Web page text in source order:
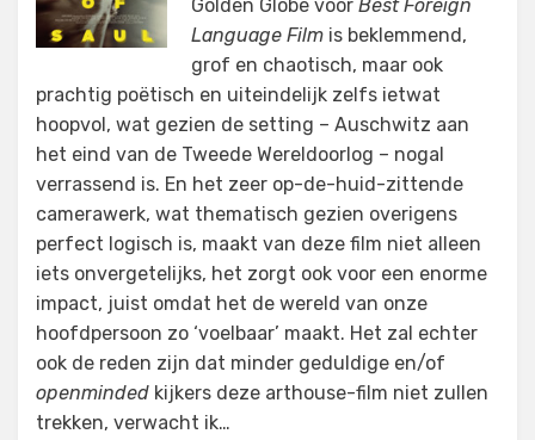
Golden Globe voor Best Foreign
Language Film is beklemmend,
grof en chaotisch, maar ook
prachtig poëtisch en uiteindelijk zelfs ietwat
hoopvol, wat gezien de setting – Auschwitz aan
het eind van de Tweede Wereldoorlog – nogal
verrassend is. En het zeer op-de-huid-zittende
camerawerk, wat thematisch gezien overigens
perfect logisch is, maakt van deze film niet alleen
iets onvergetelijks, het zorgt ook voor een enorme
impact, juist omdat het de wereld van onze
hoofdpersoon zo ‘voelbaar’ maakt. Het zal echter
ook de reden zijn dat minder geduldige en/of
openminded kijkers deze arthouse-film niet zullen
trekken, verwacht ik…